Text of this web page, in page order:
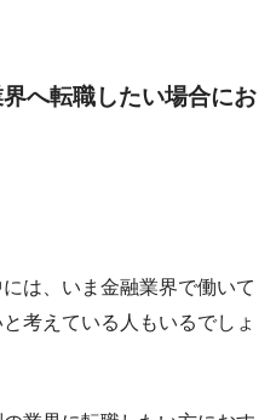
へ転職したい場合にお
は、いま金融業界で働いて
考えている人もいるでしょ